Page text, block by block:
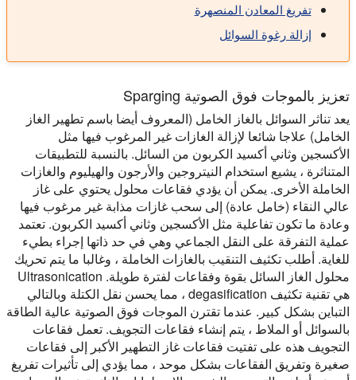
تفريغ المعادن المنصهرة
إزالة رغوة السوائل
تعزيز بالموجات فوق الصوتية Sparging
يعد تناثر السوائل بالغاز الخامل (المعروف أيضا باسم تطهير الغاز
الخامل) علاجا شائعا لإزالة الغازات غير المرغوب فيها مثل
الأكسجين وثاني أكسيد الكربون من السائل. بالنسبة للتطبيقات
المتناثرة ، يشيع استخدام النيتروجين والأرجون والهيليوم والغازات
الخاملة الأخرى. يمكن أن يؤدي فقاعات محلول يحتوي على غاز
عالي النقاء (خامل عادة) إلى سحب غازات مذابة غير مرغوب فيها
وعادة ما تكون تفاعلية مثل الأكسجين وثاني أكسيد الكربون. تعتمد
عملية التفرقة على النقل الجماعي وهي في حد ذاتها إجراء بطيء
للغاية. أطلب تكثيف التنقيب بالغازات الخاملة ، وغالبا ما يتم تحريك
محلول الغاز السائل بقوة وفقاعات لفترة طويلة. Ultrasonication
هي تقنية تكثيف degasification ، مما يحسن نقل الكتلة وبالتالي
التباين بشكل كبير. عندما تقترن الموجات فوق الصوتية عالية الطاقة
بالسوائل أو الملاط ، يتم إنشاء فقاعات التجويف. تعمل فقاعات
التجويف هذه على تفتيت فقاعات غاز التطهير الأكبر إلى فقاعات
صغيرة وتفريق الفقاعات بشكل موحد ، مما يؤدي إلى تأثيرات تفريغ